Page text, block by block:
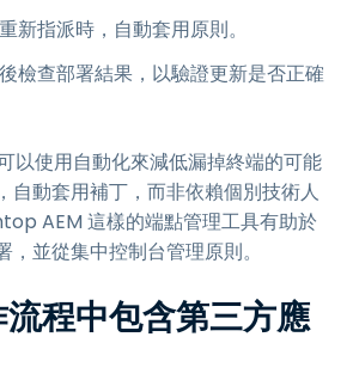
新指派時，自動套用原則。
檢查部署結果，以驗證更新是否正確
以使用自動化來減低漏掉終端的可能
自動套用補丁，而非依賴個別技術人
AEM 這樣的端點管理工具有助於
，並從集中控制台管理原則。
程中包含第三方應